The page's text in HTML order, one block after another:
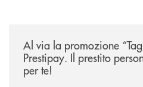
Al via la promozione
Prestipay. Il prestito
per te!